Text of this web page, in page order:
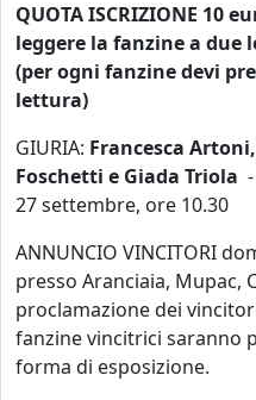
QUOTA ISCRIZIONE 10
leggere la fanzine a due
(per ogni fanzine devi
lettura)
GIURIA: Francesca Artoni,
Foschetti e Giada Triola
27 settembre, ore 10.30
ANNUNCIO VINCITORI
presso Aranciaia, Mupac,
proclamazione dei
fanzine vincitrici saranno
forma di esposizione.